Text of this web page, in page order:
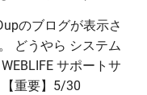
のブログが表示さ
どうやら システム
サポートサ
重要】5/30